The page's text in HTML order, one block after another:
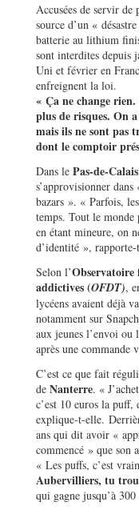
Accusées de servir de
source d’un «
batterie au lithium
sont interdites depuis
Uni et février en
enfreignent la loi.
« Ça ne change
plus de risques. On
mais ils ne sont pas
dont le comptoir
Dans le Pas-de-Calais
s’approvisionner
bazars ». « Parfois,
temps. Tout le monde
en étant mineure, on
d’identité »,
Selon l’Observatoire
addictives (OFDT),
lycéens avaient déjà
notamment sur
aux jeunes l’envoi ou
après une commande
C’est ce que fait
de Nanterre. «
c’est 10 euros la
explique-t-elle.
ans qui dit avoir «
commencé » que son
« Les puffs, c’est
Aubervilliers, tu
qui gagne jusqu’à